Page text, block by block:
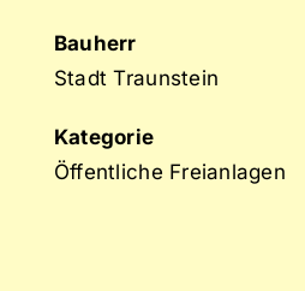
Bauherr
Stadt Traunstein
Kategorie
Öffentliche Freianlagen